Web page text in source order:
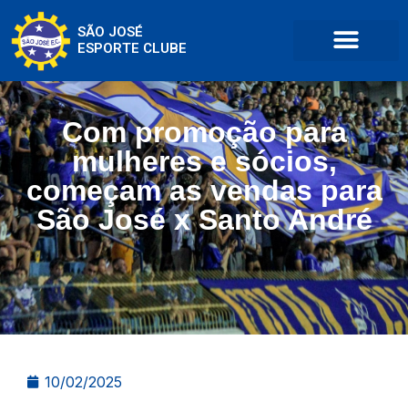
SÃO JOSÉ
ESPORTE CLUBE
Com promoção para
mulheres e sócios,
começam as vendas para
São José x Santo André
10/02/2025